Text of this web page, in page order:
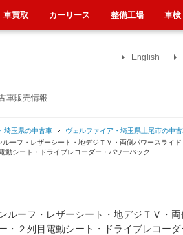
車販売情報
English
埼玉県の中古車
ヴェルファイア・埼玉県上尾市の中
フ・レザーシート・地デジＴＶ・両側パワースライド
動シート・ドライブレコーダー・パワーバック
ーフ・レザーシート・地デジＴＶ・両
２列目電動シート・ドライブレコーダ
車買取 カーリース 整備工場 車検